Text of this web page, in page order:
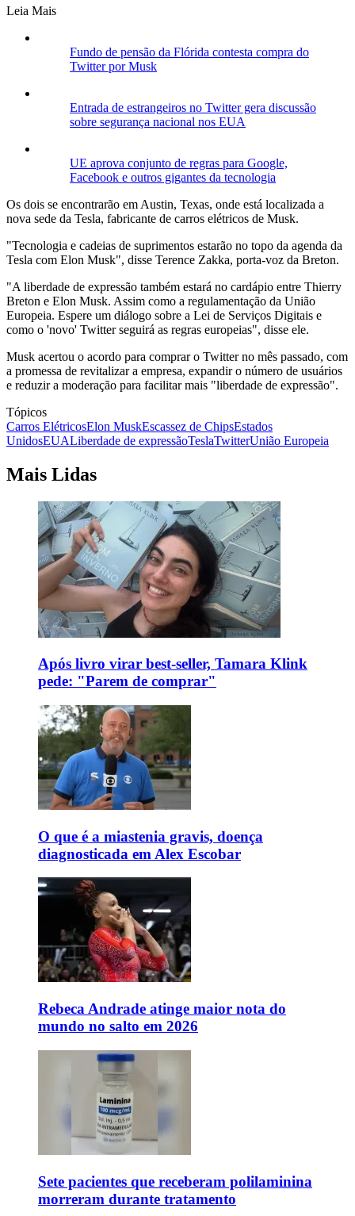
Leia Mais
Fundo de pensão da Flórida contesta compra do
Twitter por Musk
Entrada de estrangeiros no Twitter gera discussão
sobre segurança nacional nos EUA
UE aprova conjunto de regras para Google,
Facebook e outros gigantes da tecnologia
Os dois se encontrarão em Austin, Texas, onde está localizada a
nova sede da Tesla, fabricante de carros elétricos de Musk.
"Tecnologia e cadeias de suprimentos estarão no topo da agenda da
Tesla com Elon Musk", disse Terence Zakka, porta-voz da Breton.
"A liberdade de expressão também estará no cardápio entre Thierry
Breton e Elon Musk. Assim como a regulamentação da União
Europeia. Espere um diálogo sobre a Lei de Serviços Digitais e
como o 'novo' Twitter seguirá as regras europeias", disse ele.
Musk acertou o acordo para comprar o Twitter no mês passado, com
a promessa de revitalizar a empresa, expandir o número de usuários
e reduzir a moderação para facilitar mais "liberdade de expressão".
Tópicos
Carros ElétricosElon MuskEscassez de ChipsEstados
UnidosEUALiberdade de expressãoTeslaTwitterUnião Europeia
Mais Lidas
Após livro virar best-seller, Tamara Klink
pede: "Parem de comprar"
O que é a miastenia gravis, doença
diagnosticada em Alex Escobar
Rebeca Andrade atinge maior nota do
mundo no salto em 2026
Sete pacientes que receberam polilaminina
morreram durante tratamento